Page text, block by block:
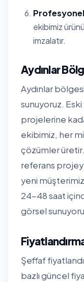
ekibimiz
imzalatır.
Aydınlar
Aydınlar
sunuyoruz.
projelerine
ekibimiz, her
çözümler üretir.
referans
yeni
24-48 saat
görsel
Şeffaf
bazlı güncel